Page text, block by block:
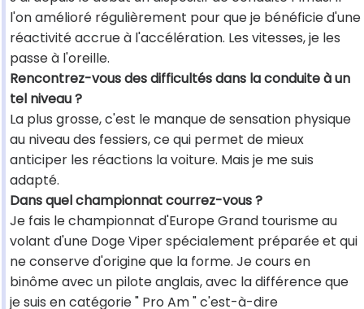
l'on amélioré régulièrement pour que je bénéficie d'une
réactivité accrue à l'accélération. Les vitesses, je les
passe à l'oreille.
Rencontrez-vous des difficultés dans la conduite à un
tel niveau ?
La plus grosse, c'est le manque de sensation physique
au niveau des fessiers, ce qui permet de mieux
anticiper les réactions la voiture. Mais je me suis
adapté.
Dans quel championnat courrez-vous ?
Je fais le championnat d'Europe Grand tourisme au
volant d'une Doge Viper spécialement préparée et qui
ne conserve d'origine que la forme. Je cours en
binôme avec un pilote anglais, avec la différence que
je suis en catégorie " Pro Am " c'est-à-dire